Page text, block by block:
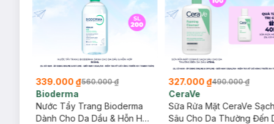
339.000 ₫560.000 ₫
Bioderma
Nước Tẩy Trang Bioderma
Dành Cho Da Dầu & Hỗn Hợp
327.000 ₫490.000 ₫
CeraVe
Sữa Rửa Mặt CeraVe
Sâu Cho Da Thường Đến